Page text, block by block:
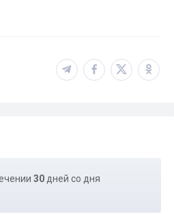
30 дней со дня